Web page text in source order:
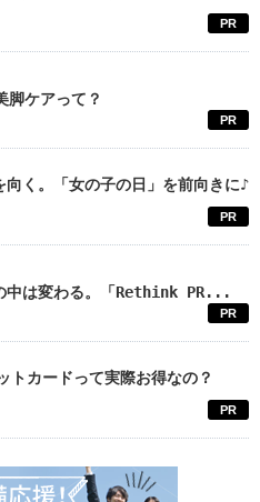
PR
脚ケアって？
PR
向く。「女の子の日」を前向きに♪
PR
中は変わる。「Rethink PR...
PR
トカードって実際お得なの？
PR